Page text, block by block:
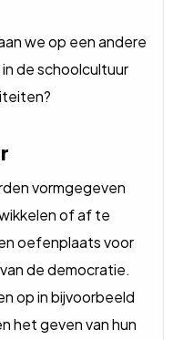
we op een andere
de schoolcultuur
vormgegeven
of af te
oefenplaats voor
de democratie.
op in bijvoorbeeld
het geven van hun